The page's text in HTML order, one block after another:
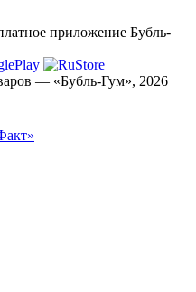
приложение Бубль-
— «Бубль-Гум», 2026